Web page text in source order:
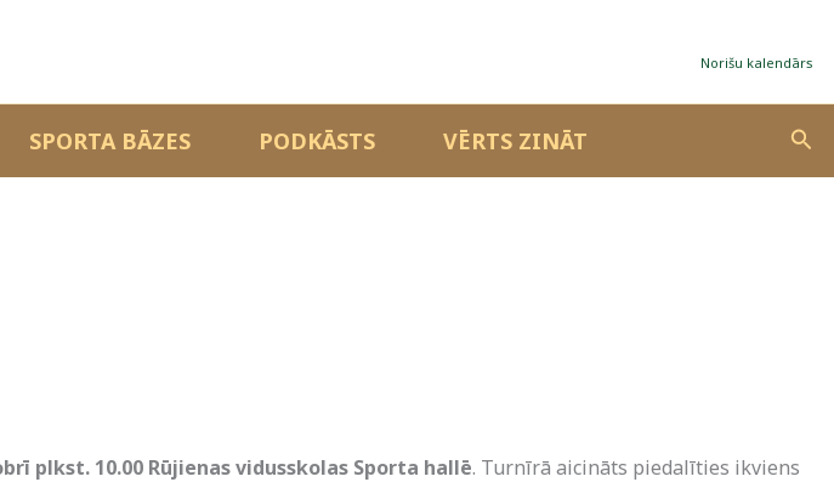
Norišu kalendārs
SPORTA BĀZES PODKĀSTS VĒRTS ZINĀT
plkst. 10.00 Rūjienas vidusskolas Sporta hallē. Turnīrā aicināts piedalīties ikviens